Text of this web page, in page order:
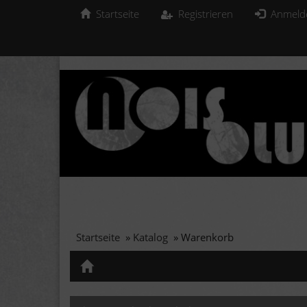
Startseite Registrieren
Startseite » Katalog » Warenkorb